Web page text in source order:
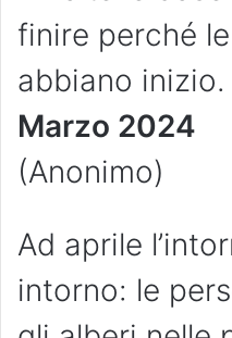
finire perché
abbiano inizio.
Marzo 2024
(Anonimo)
Ad aprile
intorno: le